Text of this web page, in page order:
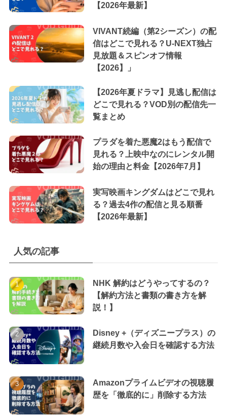
【2026年最新】
VIVANT続編（第2シーズン）の配
信はどこで見れる？U-NEXT独占
見放題＆スピンオフ情報
【2026】」
【2026年夏ドラマ】見逃し配信は
どこで見れる？VOD別の配信先一
覧まとめ
プラダを着た悪魔2はもう配信で
見れる？上映中なのにレンタル開
始の理由と料金【2026年7月】
実写映画キングダムはどこで見れ
る？過去4作の配信と見る順番
【2026年最新】
人気の記事
NHK 解約はどうやってするの？
【解約方法と書類の書き方を解
説！】
Disney +（ディズニープラス）の
継続月数や入会日を確認する方法
Amazonプライムビデオの視聴履
歴を「徹底的に」削除する方法